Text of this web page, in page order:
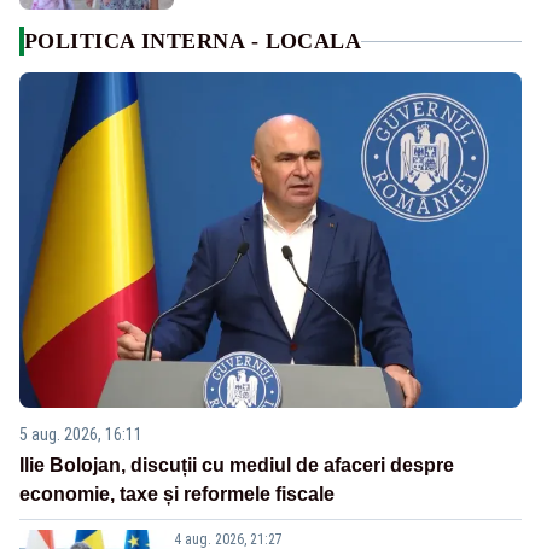
POLITICA INTERNA - LOCALA
5 aug. 2026, 16:11
Ilie Bolojan, discuții cu mediul de afaceri despre
economie, taxe și reformele fiscale
4 aug. 2026, 21:27